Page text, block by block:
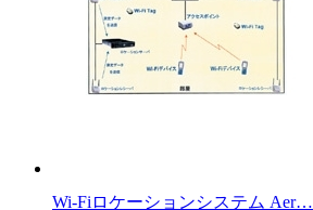
Wi-Fiロケーションシステム Aer…